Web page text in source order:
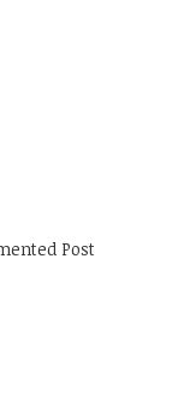
Post